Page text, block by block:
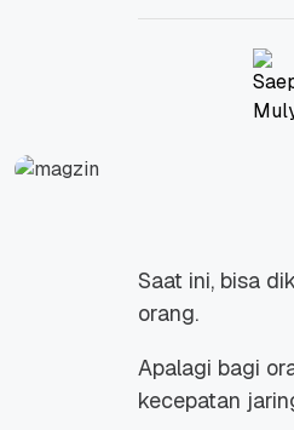
Saat ini, bisa
orang.
Apalagi bagi
kecepatan